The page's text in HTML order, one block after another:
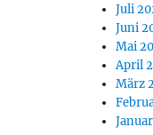
Juli
Juni
Mai
April
März